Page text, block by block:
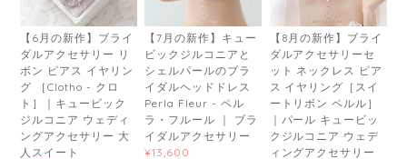
【6月の新作】ブライ
ダルアクセサリー リ
ボン ピアス イヤリン
グ ［Clotho - クロ
ト］｜キュービック
ジルコニア ウェディ
ングアクセサリー 大
人スイート
【7月の新作】キュー
ビックジルコニアと
シェルパールのブラ
イダルヘッドドレス
Perla Fleur - ペル
ラ・フルール ｜ ブラ
イダルアクセサリー
¥13,600
【8月の新作】ブライ
ダルアクセサリーセ
ット ネックレス ピア
ス イヤリング［スイ
ートリボン ペルル］
｜パール キュービッ
クジルコニア ウェデ
ィングアクセサリー